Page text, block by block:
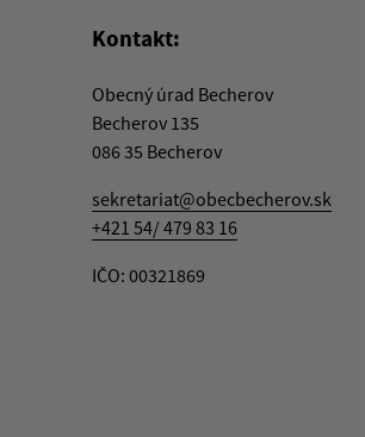
Kontakt:
Obecný úrad Becherov
Becherov 135
086 35 Becherov
sekretariat@obecbecherov.sk
+421 54/ 479 83 16
IČO: 00321869